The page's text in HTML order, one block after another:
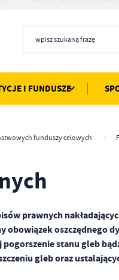
I FUNDUSZE
funduszy celowych
prawnych
obowiązek oszczędnego
stanu gleb
gleb oraz